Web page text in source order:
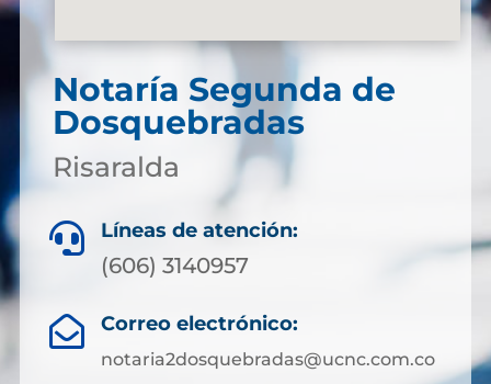
Notaría Segunda de
Dosquebradas
Risaralda
 Líneas de atención:
(606) 3140957
 Correo electrónico:
notaria2dosquebradas@ucnc.com.co